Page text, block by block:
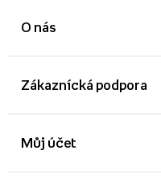
O nás
Zákaznícká podpora
Můj účet